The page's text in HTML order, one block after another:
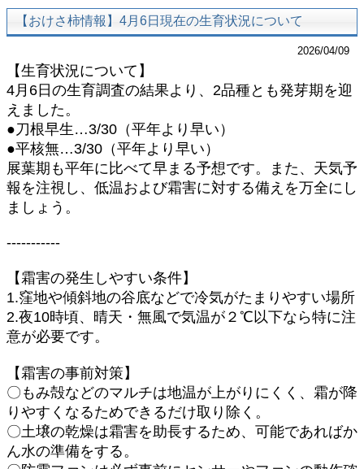
【おけさ柿情報】4月6日現在の生育状況について
2026/04/09
【生育状況について】
4月6日の生育調査の結果より、2品種とも発芽期を迎
えました。
●刀根早生…3/30（平年より早い）
●平核無…3/30（平年より早い）
展葉期も平年に比べて早まる予想です。また、天気予
報を注視し、低温および霜害に対する備えを万全にし
ましょう。
-----------
【霜害の発生しやすい条件】
1.窪地や傾斜地の谷底などで冷気がたまりやすい場所
2.夜10時頃、晴天・無風で気温が２℃以下なら特に注
意が必要です。
【霜害の事前対策】
〇もみ殻などのマルチは地温が上がりにくく、霜が降
りやすくなるためできるだけ取り除く。
〇土壌の乾燥は霜害を助長するため、可能であればか
ん水の準備をする。